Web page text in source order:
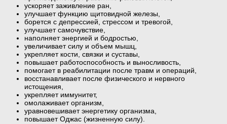
ускоряет заживление ран,
улучшает функцию щитовидной железы,
борется с депрессией, стрессом и тревогой,
улучшает самочувствие,
наполняет энергией и бодростью,
увеличивает силу и объем мышц,
укрепляет кости, связки и суставы,
повышает работоспособность и выносливость,
помогает в реабилитации после травм и операций,
восстанавливает после физического и нервного
истощения,
укрепляет иммунитет,
омолаживает организм,
уравновешивает энергетику организма,
повышает Оджас (жизненную силу).